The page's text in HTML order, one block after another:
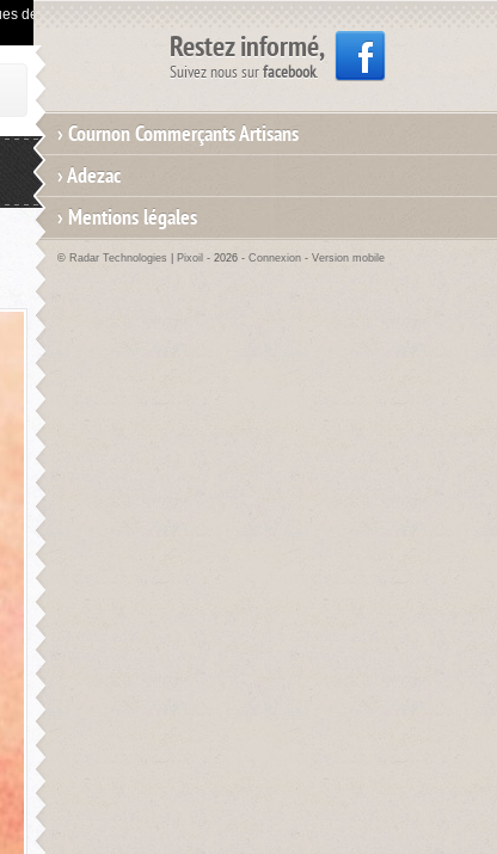
de visites.